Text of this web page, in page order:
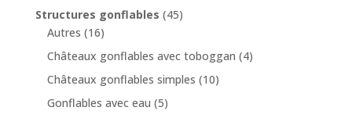
Structures gonflables (45)
Autres (16)
Châteaux gonflables avec toboggan (4)
Châteaux gonflables simples (10)
Gonflables avec eau (5)